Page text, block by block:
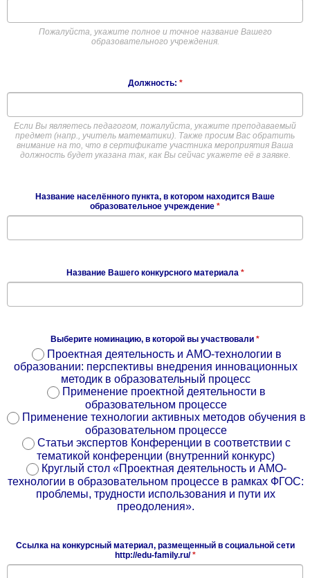
Пожалуйста, укажите полное и точное название Вашего
образовательного учреждения.
Должность: *
Если Вы являетесь педагогом, пожалуйста, укажите преподаваемый
предмет (напр., учитель математики). Также просим Вас обратить
внимание на то, что в сертификате участника мероприятия Ваша
должность будет указана так, как Вы сейчас укажете её в заявке.
Название населённого пункта, в котором находится Ваше
образовательное учреждение *
Название Вашего конкурсного материала *
Выберите номинацию, в которой вы участвовали *
Проектная деятельность и АМО-технологии в
образовании: перспективы внедрения инновационных
методик в образовательный процесс
Применение проектной деятельности в
образовательном процессе
Применение технологии активных методов обучения в
образовательном процессе
Статьи экспертов Конференции в соответствии с
тематикой конференции (внутренний конкурс)
Круглый стол «Проектная деятельность и АМО-
технологии в образовательном процессе в рамках ФГОС:
проблемы, трудности использования и пути их
преодоления».
Ссылка на конкурсный материал, размещенный в социальной сети
http://edu-family.ru/*